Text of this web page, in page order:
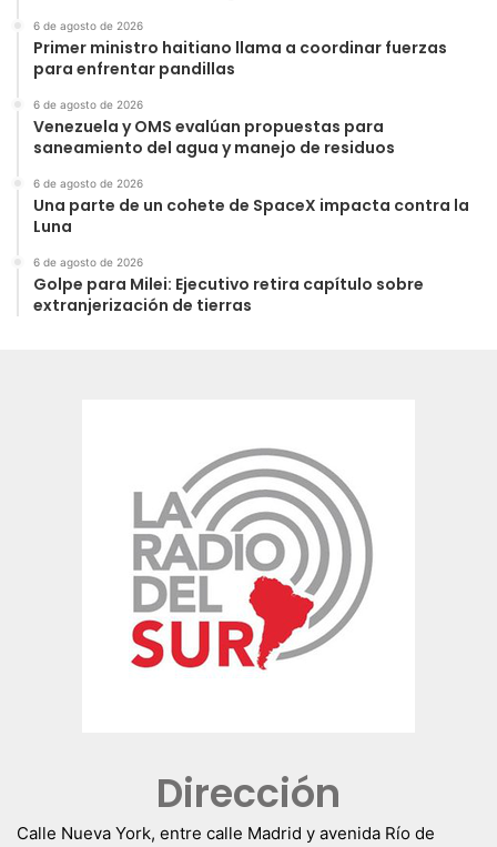
6 de agosto de 2026
Primer ministro haitiano llama a coordinar fuerzas
para enfrentar pandillas
6 de agosto de 2026
Venezuela y OMS evalúan propuestas para
saneamiento del agua y manejo de residuos
6 de agosto de 2026
Una parte de un cohete de SpaceX impacta contra la
Luna
6 de agosto de 2026
Golpe para Milei: Ejecutivo retira capítulo sobre
extranjerización de tierras
Dirección
Calle Nueva York, entre calle Madrid y avenida Río de